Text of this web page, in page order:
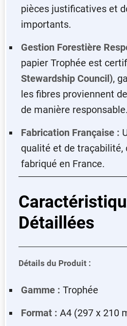
pièces justificatives et
importants.
Gestion Forestière
papier Trophée est
Stewardship Council),
les fibres proviennent
de manière responsable.
Fabrication Française :
qualité et de traçabilité,
fabriqué en France.
Détaillées
Détails du Produit :
Gamme : Trophée
Format : A4 (297 x 210